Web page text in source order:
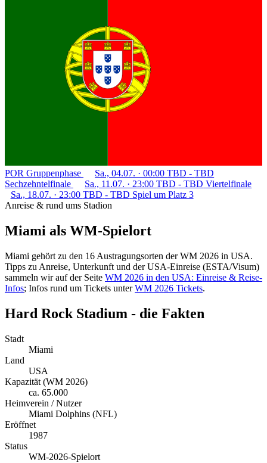
POR Gruppenphase Sa., 04.07. · 00:00TBD -TBD
Sechzehntelfinale
Sa., 11.07. · 23:00TBD -TBD Viertelfinale
Sa., 18.07. · 23:00 TBD - TBD Spiel um Platz 3
Anreise & rund ums Stadion
Miami als WM-Spielort
Miami gehört zu den 16 Austragungsorten der WM 2026 in USA.
Tipps zu Anreise, Unterkunft und der USA-Einreise (ESTA/Visum)
sammeln wir auf der Seite WM 2026 in den USA: Einreise & Reise-
Infos; Infos rund um Tickets unterWM 2026 Tickets.
Hard Rock Stadium - die Fakten
Stadt
Miami
Land
USA
Kapazität (WM 2026)
ca. 65.000
Heimverein / Nutzer
Miami Dolphins (NFL)
Eröffnet
1987
Status
WM-2026-Spielort